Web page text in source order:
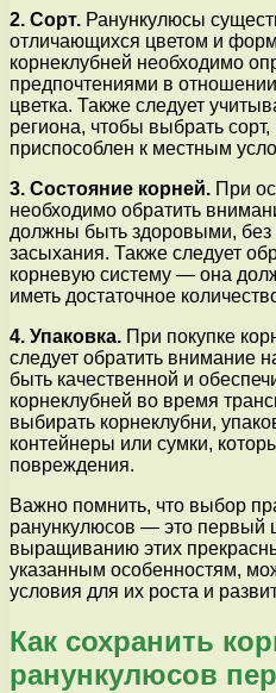
2. Сорт. Ранункулюсы
отличающихся цветом и
корнеклубней необходимо
предпочтениями в
цветка. Также следует
региона, чтобы выбрать
приспособлен к местным
3. Состояние корней. При
необходимо обратить
должны быть здоровыми, без
засыхания. Также следует
корневую систему — она
иметь достаточное
4. Упаковка. При покупке
следует обратить внимание
быть качественной и
корнеклубней во время
выбирать корнеклубни,
контейнеры или сумки,
повреждения.
Важно помнить, что выбор
ранункулюсов — это первый
выращиванию этих
указанным особенностям,
условия для их роста и
Как сохранить
ранункулюсов